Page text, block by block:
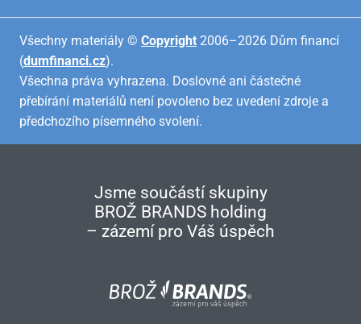
Všechny materiály © Copyright 2006–2026 Dům financí
(dumfinanci.cz).
Všechna práva vyhrazena. Doslovné ani částečné
přebírání materiálů není povoleno bez uvedení zdroje a
předchozího písemného svolení.
Jsme součástí skupiny
BROŽ BRANDS holding
– zázemí pro Váš úspěch